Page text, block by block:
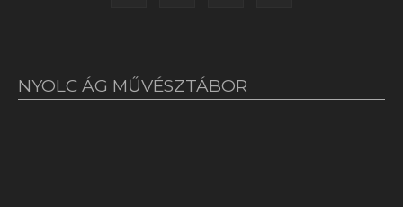
NYOLC ÁG MŰVÉSZTÁBOR